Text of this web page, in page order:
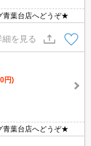
青葉台店へどうぞ★
細を見る
円)
青葉台店へどうぞ★